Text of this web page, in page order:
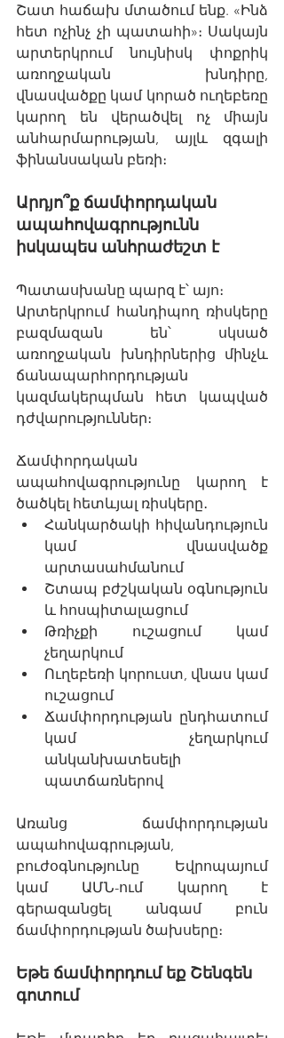
Շատ հաճախ մտածում ենք. «Ինձ
հետ ոչինչ չի պատահի»։ Սակայն
արտերկրում նույնիսկ փոքրիկ
առողջական խնդիրը,
վնասվածքը կամ կորած ուղեբեռը
կարող են վերածվել ոչ միայն
անհարմարության, այլև զգալի
ֆինանսական բեռի։
Արդյո՞ք ճամփորդական
ապահովագրությունն
իսկապես անհրաժեշտ է
Պատասխանը պարզ է՝ այո։
Արտերկրում հանդիպող ռիսկերը
բազմազան են՝ սկսած
առողջական խնդիրներից մինչև
ճանապարհորդության
կազմակերպման հետ կապված
դժվարություններ։
Ճամփորդական
ապահովագրությունը կարող է
ծածկել հետևյալ ռիսկերը․
Հանկարծակի հիվանդություն
կամ վնասվածք
արտասահմանում
Շտապ բժշկական օգնություն
և հոսպիտալացում
Թռիչքի ուշացում կամ
չեղարկում
Ուղեբեռի կորուստ, վնաս կամ
ուշացում
Ճամփորդության ընդհատում
կամ չեղարկում
անկանխատեսելի
պատճառներով
Առանց ճամփորդության
ապահովագրության,
բուժօգնությունը Եվրոպայում
կամ ԱՄՆ-ում կարող է
գերազանցել անգամ բուն
ճամփորդության ծախսերը։
Եթե ճամփորդում եք Շենգեն
գոտում